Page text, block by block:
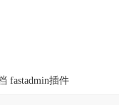
fastadmin插件